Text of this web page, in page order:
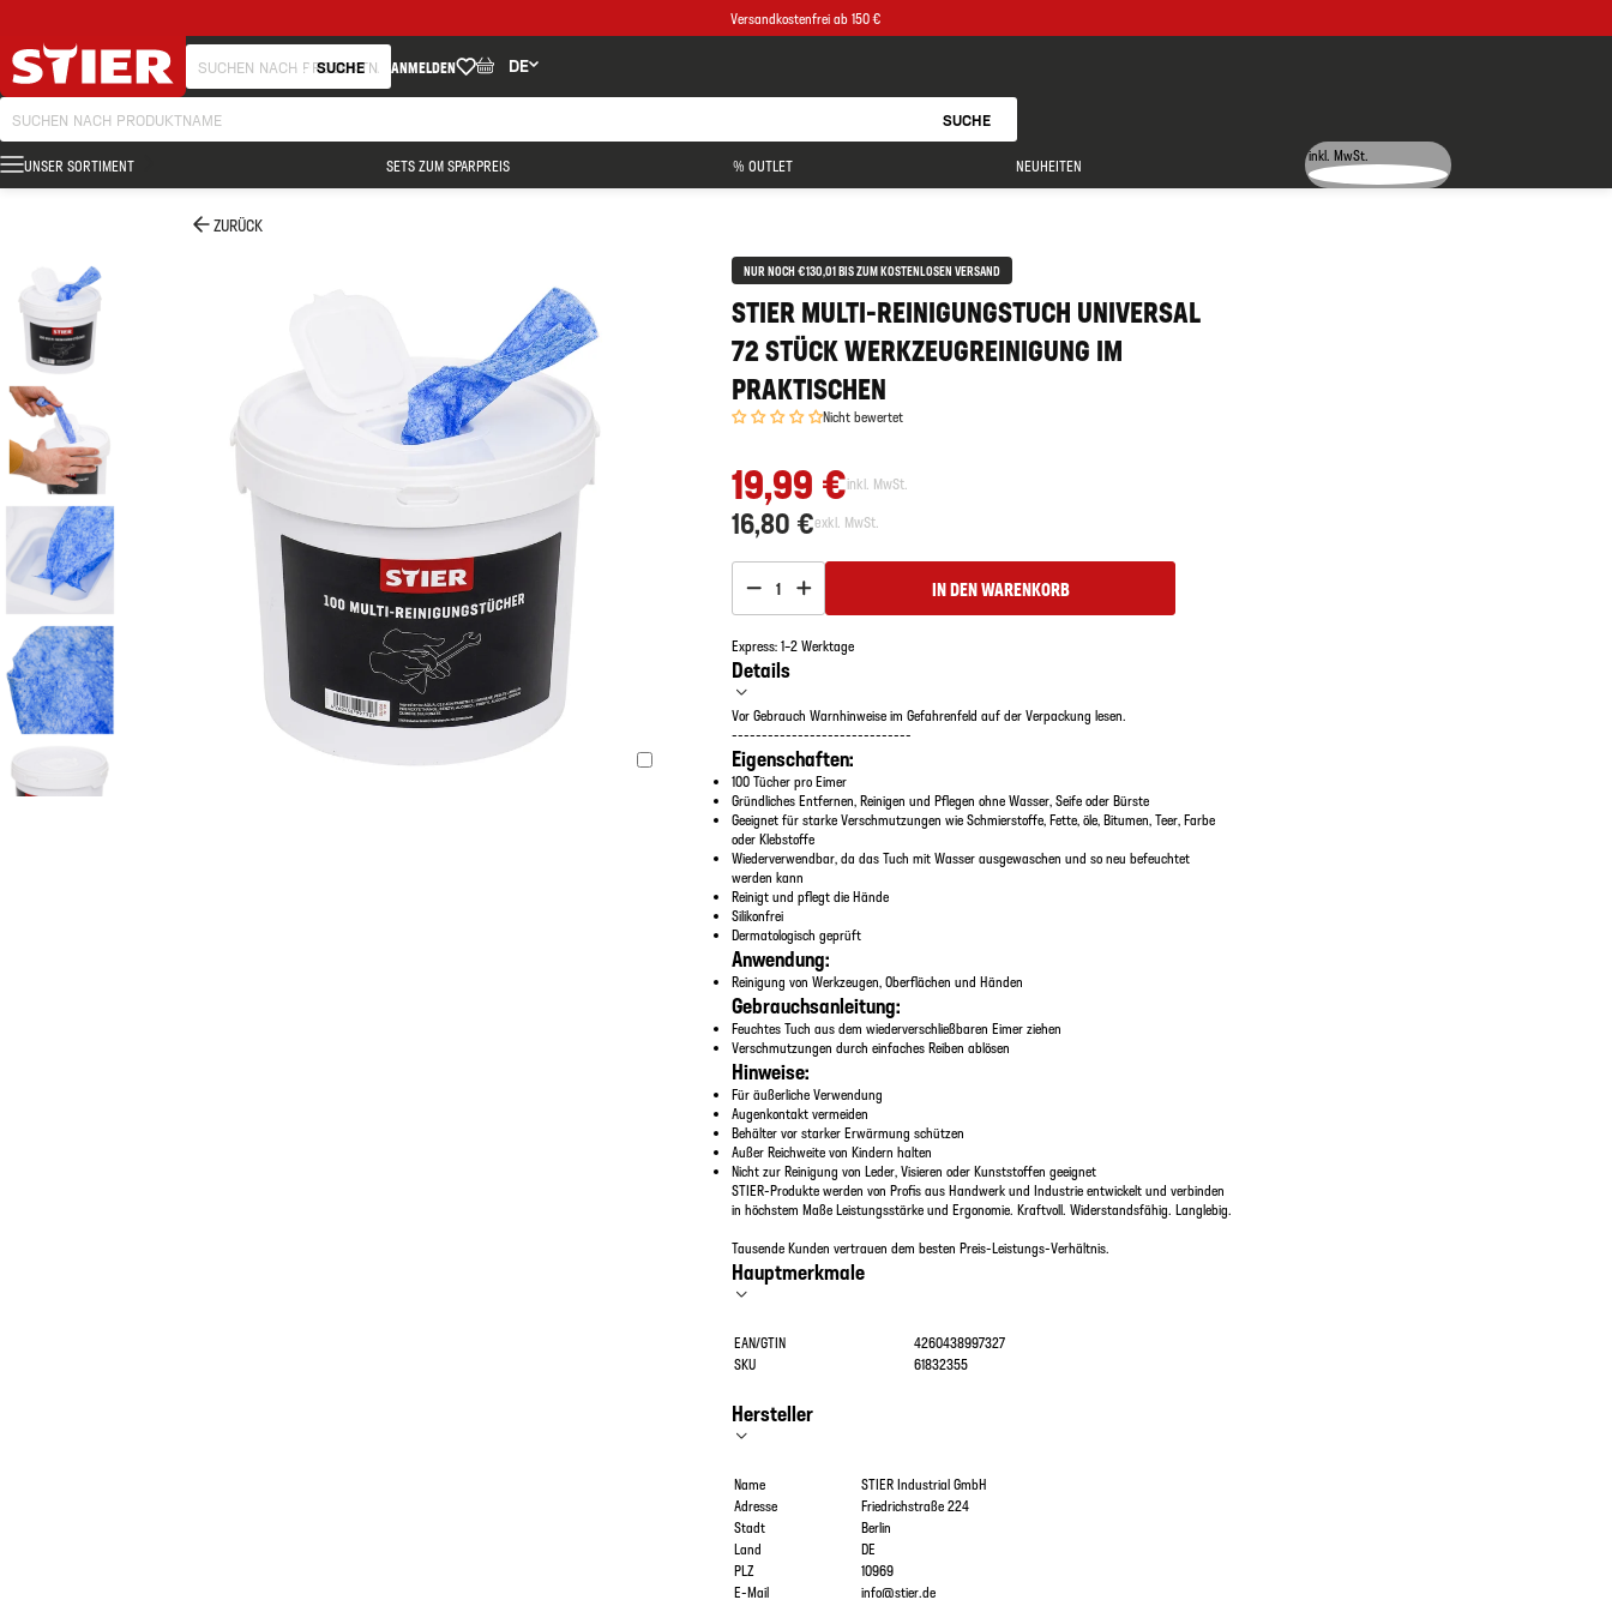
Versandkostenfrei ab 150 €
SUCHE ANMELDEN DE
SUCHE
UNSER SORTIMENT SETS ZUM SPARPREIS % OUTLET NEUHEITEN inkl. MwSt.
ZURÜCK
NUR NOCH €130,01 BIS ZUM KOSTENLOSEN VERSAND
STIER MULTI-REINIGUNGSTUCH UNIVERSAL
72 STÜCK WERKZEUGREINIGUNG IM
PRAKTISCHEN
Nicht bewertet
19,99 €inkl. MwSt.
16,80 €exkl. MwSt.
1 IN DEN WARENKORB
Express: 1–2 Werktage
Details
Vor Gebrauch Warnhinweise im Gefahrenfeld auf der Verpackung lesen.
------------------------------
Eigenschaften:
100 Tücher pro Eimer
Gründliches Entfernen, Reinigen und Pflegen ohne Wasser, Seife oder Bürste
Geeignet für starke Verschmutzungen wie Schmierstoffe, Fette, öle, Bitumen, Teer, Farbe
oder Klebstoffe
Wiederverwendbar, da das Tuch mit Wasser ausgewaschen und so neu befeuchtet
werden kann
Reinigt und pflegt die Hände
Silikonfrei
Dermatologisch geprüft
Anwendung:
Reinigung von Werkzeugen, Oberflächen und Händen
Gebrauchsanleitung:
Feuchtes Tuch aus dem wiederverschließbaren Eimer ziehen
Verschmutzungen durch einfaches Reiben ablösen
Hinweise:
Für äußerliche Verwendung
Augenkontakt vermeiden
Behälter vor starker Erwärmung schützen
Außer Reichweite von Kindern halten
Nicht zur Reinigung von Leder, Visieren oder Kunststoffen geeignet
STIER-Produkte werden von Profis aus Handwerk und Industrie entwickelt und verbinden
in höchstem Maße Leistungsstärke und Ergonomie. Kraftvoll. Widerstandsfähig. Langlebig.
Tausende Kunden vertrauen dem besten Preis-Leistungs-Verhältnis.
Hauptmerkmale
EAN/GTIN
4260438997327
SKU
61832355
Hersteller
Name
STIER Industrial GmbH
Adresse
Friedrichstraße 224
Stadt
Berlin
Land
DE
PLZ
10969
E-Mail
info@stier.de